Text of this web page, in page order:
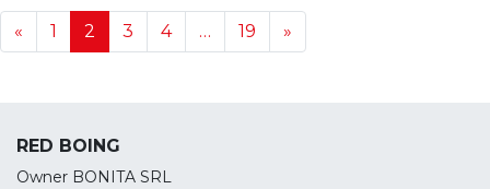
Navegación de noticias
« 1 2 3 4 … 19 »
RED BOING
Owner BONITA SRL